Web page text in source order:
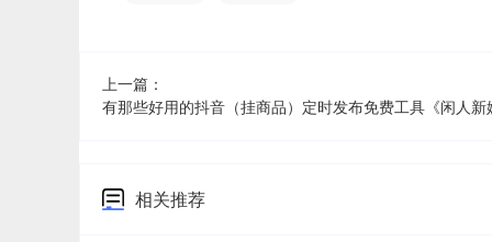
上一篇：
相关推荐